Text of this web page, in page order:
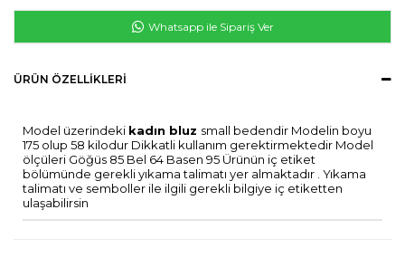
Whatsapp ile Sipariş Ver
ÜRÜN ÖZELLIKLERI
Model üzerindeki kadın bluz small bedendir Modelin boyu
175 olup 58 kilodur Dikkatli kullanım gerektirmektedir Model
ölçüleri Göğüs 85 Bel 64 Basen 95 Ürünün iç etiket
bölümünde gerekli yıkama talimatı yer almaktadır . Yıkama
talimatı ve semboller ile ilgili gerekli bilgiye iç etiketten
ulaşabilirsin